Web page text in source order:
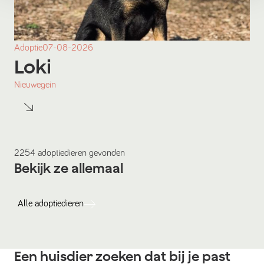
Adoptie07-08-2026
Loki
Nieuwegein
2254 adoptiedieren gevonden
Bekijk ze allemaal
Alle adoptiedieren
Een huisdier zoeken dat bij je past